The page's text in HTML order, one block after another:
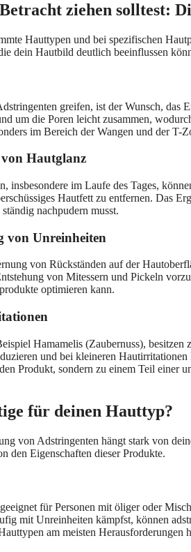
ziehen solltest:
Hauttypen und bei spezifischen
dein Hautbild deutlich beeinflussen
greifen, ist der Wunsch, das
um die Poren leicht zusammen,
im Bereich der Wangen und der T-
Hautglanz
insbesondere im Laufe des Tages,
Hautfett zu entfernen. Das
nachpudern musst.
von Unreinheiten
von Rückständen auf der
von Mitessern und Pickeln
optimieren kann.
Hamamelis (Zaubernuss), besitzen
und bei kleineren
Produkt, sondern zu einem Teil einer
für deinen Hauttyp?
von Adstringenten hängt stark von
den Eigenschaften dieser Produkte.
für Personen mit öliger oder
mit Unreinheiten kämpfst, können
am meisten